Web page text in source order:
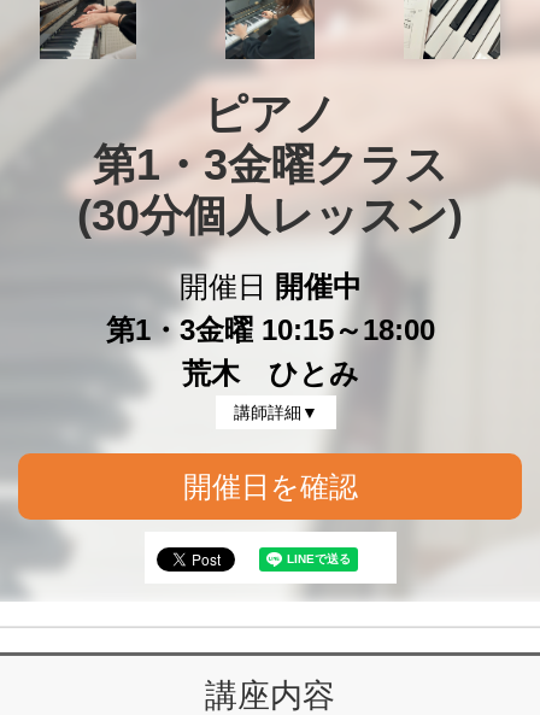
ピアノ
第1・3金曜クラス
(30分個人レッスン)
開催日
開催中
第1・3金曜 10:15～18:00
荒木 ひとみ
講師詳細▼
開催日を確認
講座内容